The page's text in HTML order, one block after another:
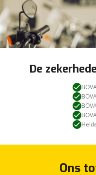
De
Ons